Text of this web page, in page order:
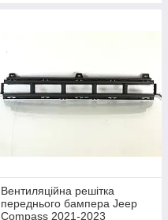
Вентиляційна решітка
переднього бампера Jeep
Compass 2021-2023